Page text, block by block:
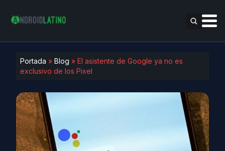
Portada » Blog » El asistente de Google ya no es
exclusivo de los Pixel